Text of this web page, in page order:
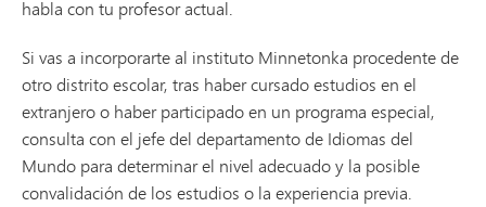
habla con tu profesor actual.
Si vas a incorporarte al instituto Minnetonka procedente de
otro distrito escolar, tras haber cursado estudios en el
extranjero o haber participado en un programa especial,
consulta con el jefe del departamento de Idiomas del
Mundo para determinar el nivel adecuado y la posible
convalidación de los estudios o la experiencia previa.